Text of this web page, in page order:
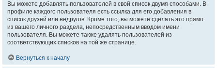
Вы можете добавлять пользователей в свой список двумя способами. В
профиле каждого пользователя есть ссылка для его добавления в
список друзей или недругов. Кроме того, вы можете сделать это прямо
из вашего личного раздела, непосредственным вводом имени
пользователя. Вы можете также удалять пользователей из
соответствующих списков на той же странице.
Вернуться к началу